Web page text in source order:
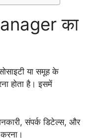
का
या समूह के
होता है। इसमें
संपर्क डिटेल्स, और